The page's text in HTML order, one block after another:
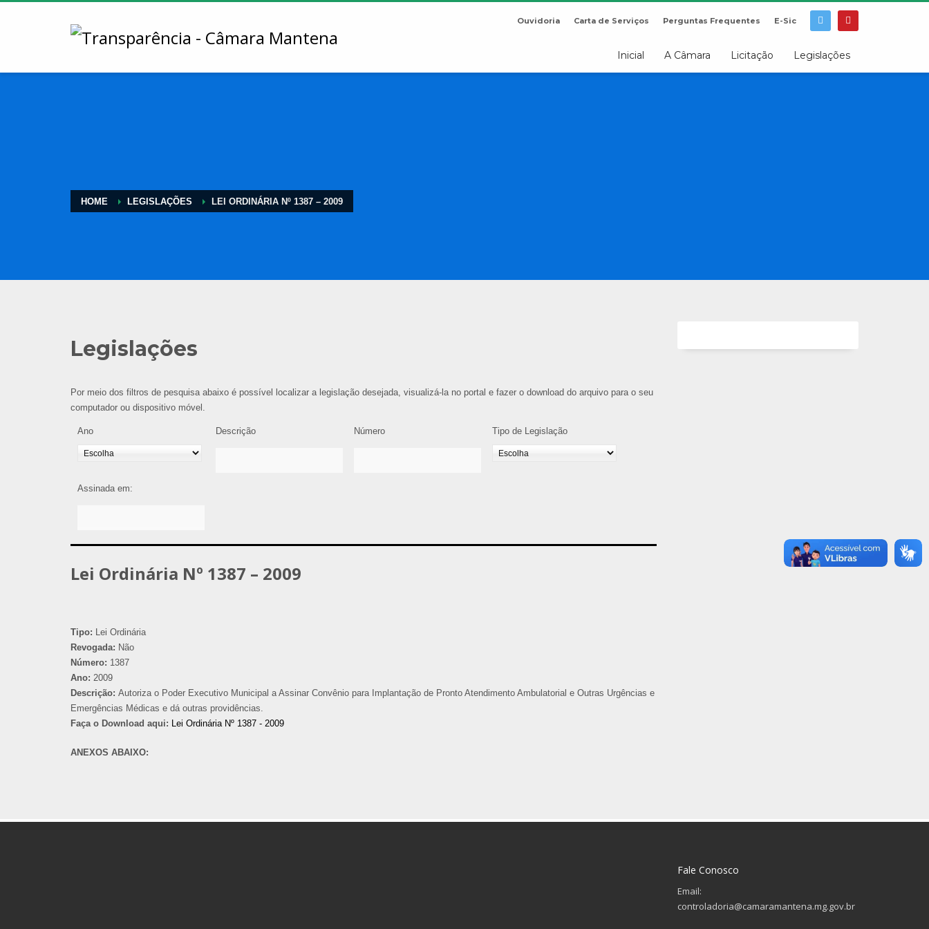
Ouvidoria Carta de Serviços Perguntas Frequentes E-Sic
Inicial A Câmara Licitação Legislações
HOME LEGISLAÇÕES LEI ORDINÁRIA Nº 1387 – 2009
Legislações
Por meio dos filtros de pesquisa abaixo é possível localizar a legislação desejada, visualizá-la no portal e fazer o download do arquivo para o seu
computador ou dispositivo móvel.
Ano Descrição Número Tipo de Legislação
Assinada em:
Lei Ordinária Nº 1387 – 2009
Tipo: Lei Ordinária
Revogada: Não
Número: 1387
Ano: 2009
Descrição: Autoriza o Poder Executivo Municipal a Assinar Convênio para Implantação de Pronto Atendimento Ambulatorial e Outras Urgências e
Emergências Médicas e dá outras providências.
Faça o Download aqui: Lei Ordinária Nº 1387 - 2009
ANEXOS ABAIXO:
Fale Conosco
Email:
controladoria@camaramantena.mg.gov.br